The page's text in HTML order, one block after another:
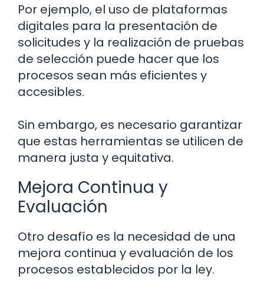
Por ejemplo, el uso de plataformas
digitales para la presentación de
solicitudes y la realización de pruebas
de selección puede hacer que los
procesos sean más eficientes y
accesibles.
Sin embargo, es necesario garantizar
que estas herramientas se utilicen de
manera justa y equitativa.
Mejora Continua y
Evaluación
Otro desafío es la necesidad de una
mejora continua y evaluación de los
procesos establecidos por la ley.